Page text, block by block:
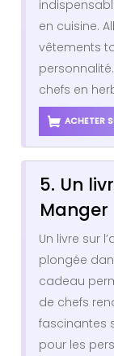
en cuisine.
vêtements
chefs en
ACHETER
5. Un
Manger
Un livre sur
plongée
cadeau
de chefs
fascinantes
pour les